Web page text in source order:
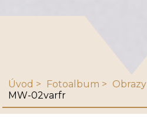
Úvod Fotoalbum Obrazy
MW-02varfr